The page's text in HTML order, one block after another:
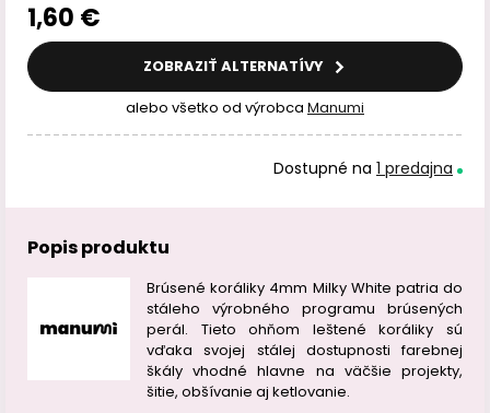
1,60 €
ZOBRAZIŤ ALTERNATÍVY
alebo všetko od výrobca Manumi
Dostupné na 1 predajna
Popis produktu
Brúsené koráliky 4mm Milky White patria do
stáleho výrobného programu brúsených
perál. Tieto ohňom leštené koráliky sú
vďaka svojej stálej dostupnosti farebnej
škály vhodné hlavne na väčšie projekty,
šitie, obšívanie aj ketlovanie.